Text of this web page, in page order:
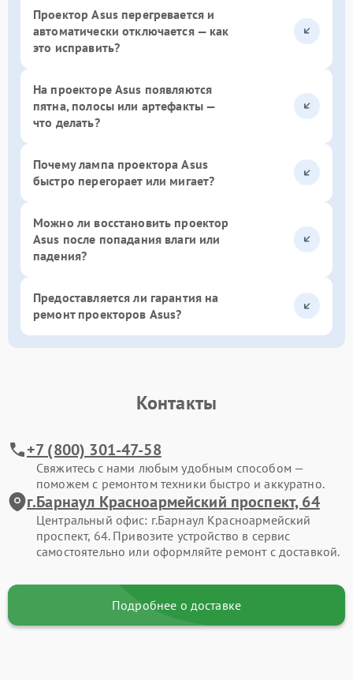
Проектор Asus перегревается и
автоматически отключается — как
это исправить?
На проекторе Asus появляются
пятна, полосы или артефакты —
что делать?
Почему лампа проектора Asus
быстро перегорает или мигает?
Можно ли восстановить проектор
Asus после попадания влаги или
падения?
Предоставляется ли гарантия на
ремонт проекторов Asus?
Контакты
+7 (800) 301-47-58
Свяжитесь с нами любым удобным способом —
поможем с ремонтом техники быстро и аккуратно.
г.Барнаул Красноармейский проспект, 64
Центральный офис: г.Барнаул Красноармейский
проспект, 64. Привозите устройство в сервис
самостоятельно или оформляйте ремонт с доставкой.
Подробнее о доставке